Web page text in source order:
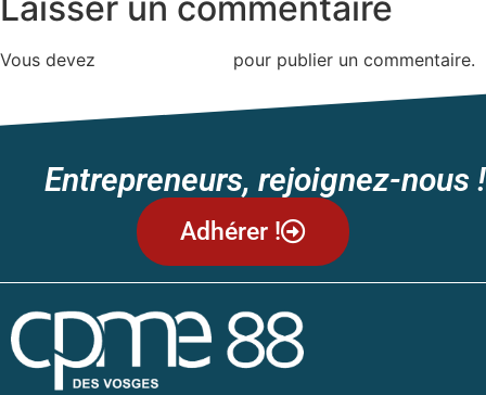
Vous devez pour publier un commentaire.
Entrepreneurs, rejoignez-nous !
Adhérer !